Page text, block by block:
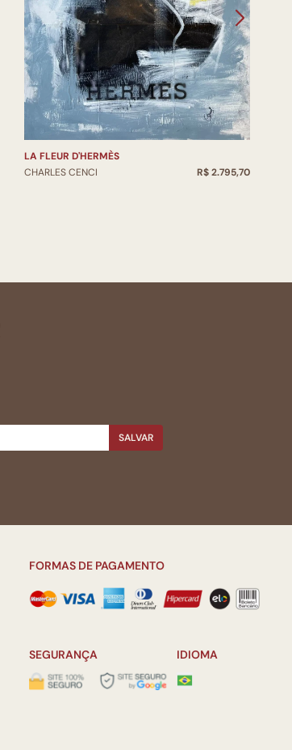
LA FLEUR D'HERMÈS
CHARLES CENCI
R$ 2.795,70
SALVAR
FORMAS DE PAGAMENTO
SEGURANÇA IDIOMA